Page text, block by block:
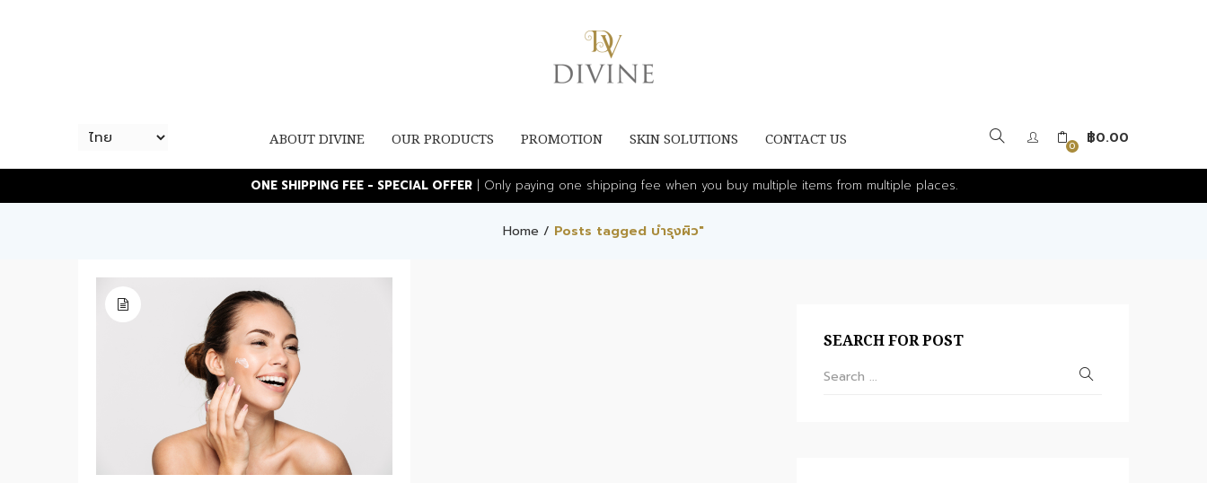
ABOUT DIVINE OUR PRODUCTS PROMOTION SKIN SOLUTIONS CONTACT US 0 ฿0.00
ONE SHIPPING FEE - SPECIAL OFFER| Only paying one shipping fee when you buy multiple items from multiple places.
Home / Posts tagged บำรุงผิว"
SEARCH FOR POST